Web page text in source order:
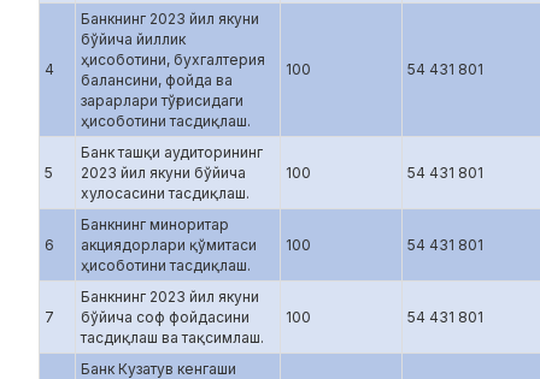
4
Банкнинг 2023 йил якуни
бўйича йиллик
ҳисоботини, бухгалтерия
балансини, фойда ва
зарарлари тўғрисидаги
ҳисоботини тасдиқлаш.
100 54 431 801
5
Банк ташқи аудиторининг
2023 йил якуни бўйича
хулосасини тасдиқлаш.
100 54 431 801
6
Банкнинг миноритар
акциядорлари қўмитаси
ҳисоботини тасдиқлаш.
100 54 431 801
7
Банкнинг 2023 йил якуни
бўйича соф фойдасини
тасдиқлаш ва тақсимлаш.
100 54 431 801
Банк Кузатув кенгаши